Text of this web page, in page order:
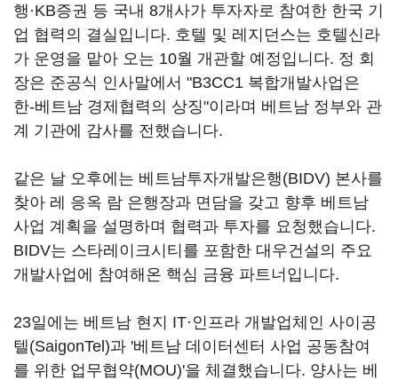
행·KB증권 등 국내 8개사가 투자자로 참여한 한국 기
업 협력의 결실입니다. 호텔 및 레지던스는 호텔신라
가 운영을 맡아 오는 10월 개관할 예정입니다. 정 회
장은 준공식 인사말에서 "B3CC1 복합개발사업은
한-베트남 경제협력의 상징"이라며 베트남 정부와 관
계 기관에 감사를 전했습니다.
같은 날 오후에는 베트남투자개발은행(BIDV) 본사를
찾아 레 응옥 람 은행장과 면담을 갖고 향후 베트남
사업 계획을 설명하며 협력과 투자를 요청했습니다.
BIDV는 스타레이크시티를 포함한 대우건설의 주요
개발사업에 참여해온 핵심 금융 파트너입니다.
23일에는 베트남 현지 IT·인프라 개발업체인 사이공
텔(SaigonTel)과 '베트남 데이터센터 사업 공동참여
를 위한 업무협약(MOU)'을 체결했습니다. 양사는 베